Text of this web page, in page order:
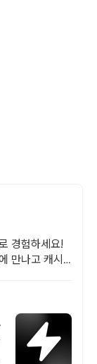
경험하세요!
만나고 캐시